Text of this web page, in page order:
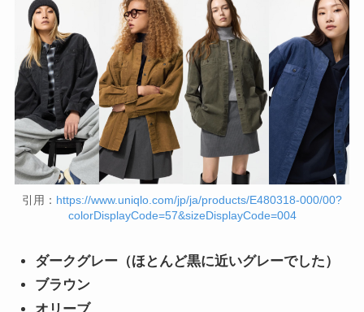
引用： https://www.uniqlo.com/jp/ja/products/E480318-000/00?
colorDisplayCode=57&sizeDisplayCode=004
ダークグレー（ほとんど黒に近いグレーでした）
ブラウン
オリーブ